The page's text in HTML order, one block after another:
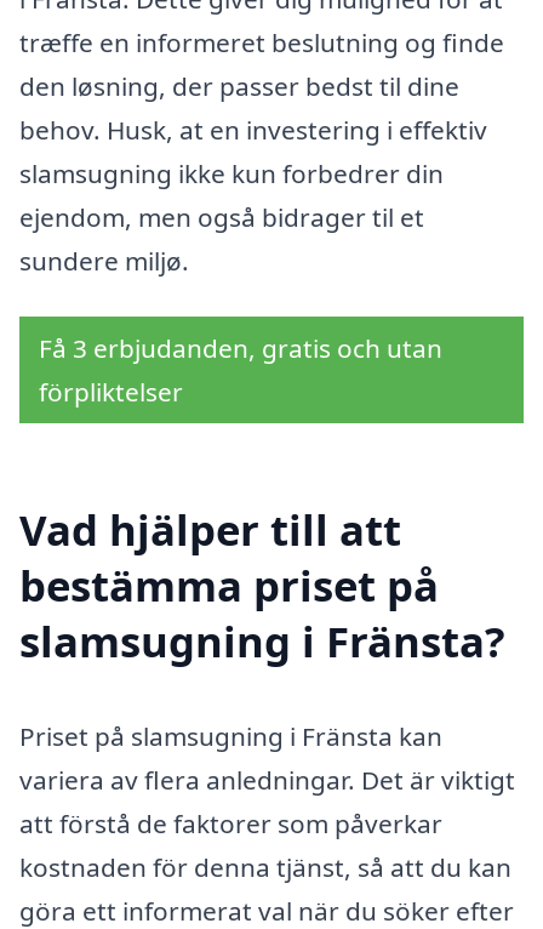
træffe en informeret beslutning og finde
den løsning, der passer bedst til dine
behov. Husk, at en investering i effektiv
slamsugning ikke kun forbedrer din
ejendom, men også bidrager til et
sundere miljø.
Få 3 erbjudanden, gratis och utan
förpliktelser
Vad hjälper till att
bestämma priset på
slamsugning i Fränsta?
Priset på slamsugning i Fränsta kan
variera av flera anledningar. Det är viktigt
att förstå de faktorer som påverkar
kostnaden för denna tjänst, så att du kan
göra ett informerat val när du söker efter